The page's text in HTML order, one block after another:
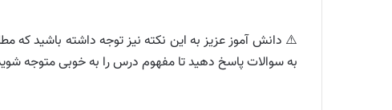
⚠️ دانش آموز عزیز به این نکته نیز توجه داشته باشید که
به سوالات پاسخ دهید تا مفهوم درس را به خوبی متوجه